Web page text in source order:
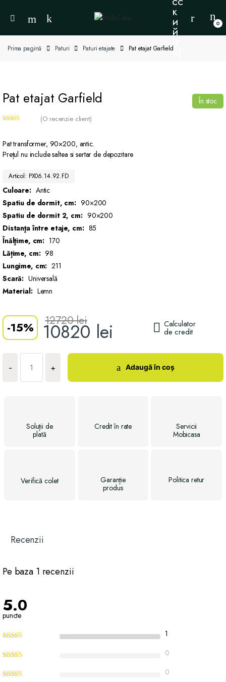
0
Prima pagină Paturi Paturi etajate Pat etajat Garfield
Pat etajat Garfield
baza unei
singure
evaluări
(O recenzie client)
Pat transformer, 90×200, antic.
Prețul nu include saltea si sertar de depozitare
Articol: PX06.14.92.FD
Culoare: Antic
Spatiu de dormit, cm: 90×200
Spatiu de dormit 2, cm: 90×200
Distanţa între etaje, cm: 85
Înălţime, cm: 170
Lățime, cm: 98
Lungime, cm: 211
Scară: Universală
Material: Lemn
-15% 10820 lei
12720lei Calculator
de credit
În stoc
-
Cantitate
Pat
Garfield
+ Adaugă în coș
Soluții de
plată
Creditîn rate
Servicii
Mobicasa
Verificăcolet
Garanție
produs
Politicaretur
Recenzii
Pe baza 1 recenzii
5.0
puncte
1
0
0